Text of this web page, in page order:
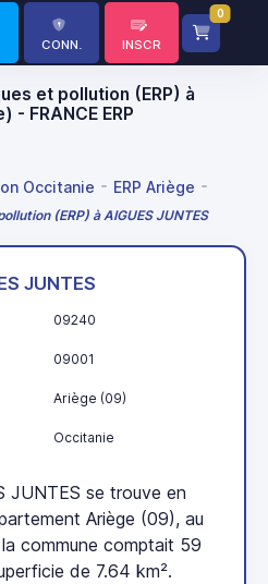
CONN. INSCR
0
et pollution (ERP) à
- FRANCE ERP
Occitanie ERP Ariège
(ERP) à AIGUES JUNTES
JUNTES
09240
09001
Ariège (09)
Occitanie
JUNTES se trouve en
Ariège (09), au
commune comptait 59
de 7.64 km².